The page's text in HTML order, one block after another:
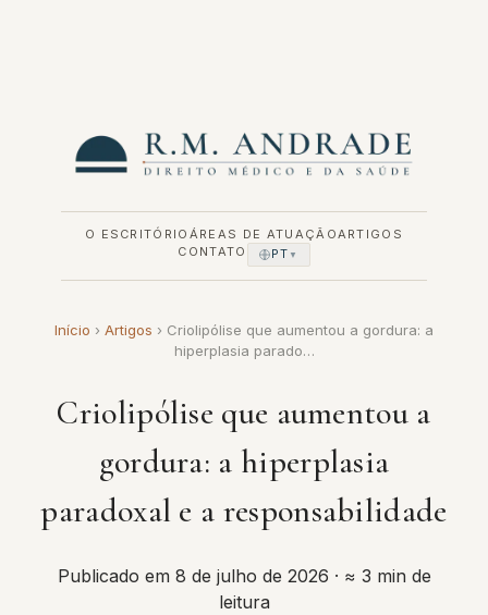
O ESCRITÓRIO ÁREAS DE ATUAÇÃOARTIGOS
CONTATO
PT ▼
Início › Artigos › Criolipólise que aumentou a gordura: a
hiperplasia parado…
Criolipólise que aumentou a
gordura: a hiperplasia
paradoxal e a responsabilidade
Publicado em 8 de julho de 2026 · ≈ 3 min de
leitura